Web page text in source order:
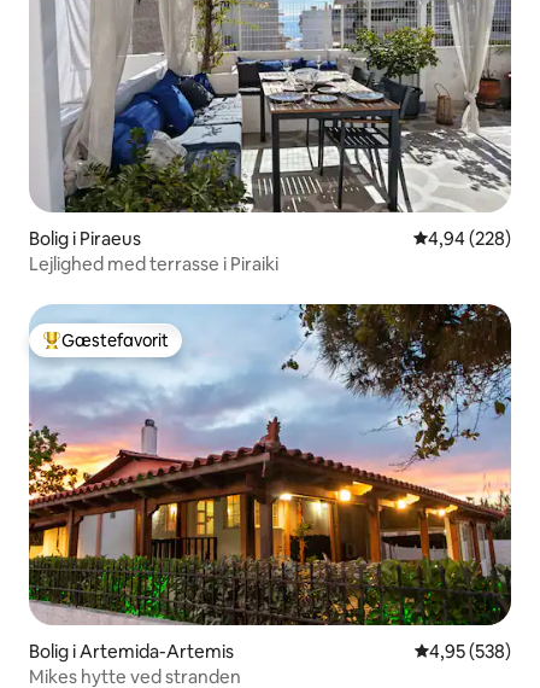
Bolig i Piraeus 4,94 ud af 5 i
4,94 (228)
Lejlighed med terrasse i Piraiki
Bedste gæstefavorit
Gæstefavorit
Bolig i Artemida-Artemis 4,95 ud af 5 i
4,95 (538)
Mikes hytte ved stranden